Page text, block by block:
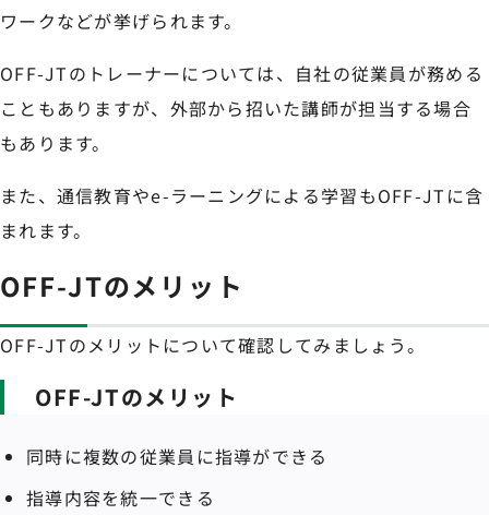
ワークなどが挙げられます。
OFF-JTのトレーナーについては、自社の従業員が務める
こともありますが、外部から招いた講師が担当する場合
もあります。
また、通信教育やe-ラーニングによる学習もOFF-JTに含
まれます。
OFF-JTのメリット
OFF-JTのメリットについて確認してみましょう。
OFF-JTのメリット
同時に複数の従業員に指導ができる
指導内容を統一できる